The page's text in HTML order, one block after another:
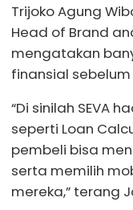
Trijoko Agung
Head of Brand
mengatakan
finansial
“Di sinilah SEVA
seperti Loan
pembeli bisa
serta memilih
mereka,” terang